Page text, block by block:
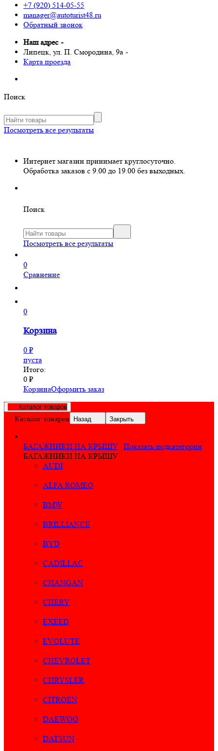
+7 (920) 514-05-55
manager@autoturist48.ru
Обратный звонок
Наш адрес -
Липецк, ул. П. Смородина, 9а -
Карта проезда
Поиск
Посмотреть все результаты
Интернет магазин принимает круглосуточно.
Обработка заказов с 9.00 до 19.00 без выходных.
Поиск
Посмотреть все результаты
0
Сравнение
0
Корзина
0 ₽
пуста
Итого:
0 ₽
КорзинаОформить заказ
Каталог товаров
Каталог товаров Назад Закрыть
БАГАЖНИКИ НА КРЫШУ
Показать подкатегории
БАГАЖНИКИ НА КРЫШУ
AUDI
ALFA ROMEO
BMW
BRILLIANCE
BYD
CADILLAC
CHANGAN
CHERY
EXEED
EVOLUTE
CHEVROLET
CHRYSLER
CITROEN
DAEWOO
DATSUN